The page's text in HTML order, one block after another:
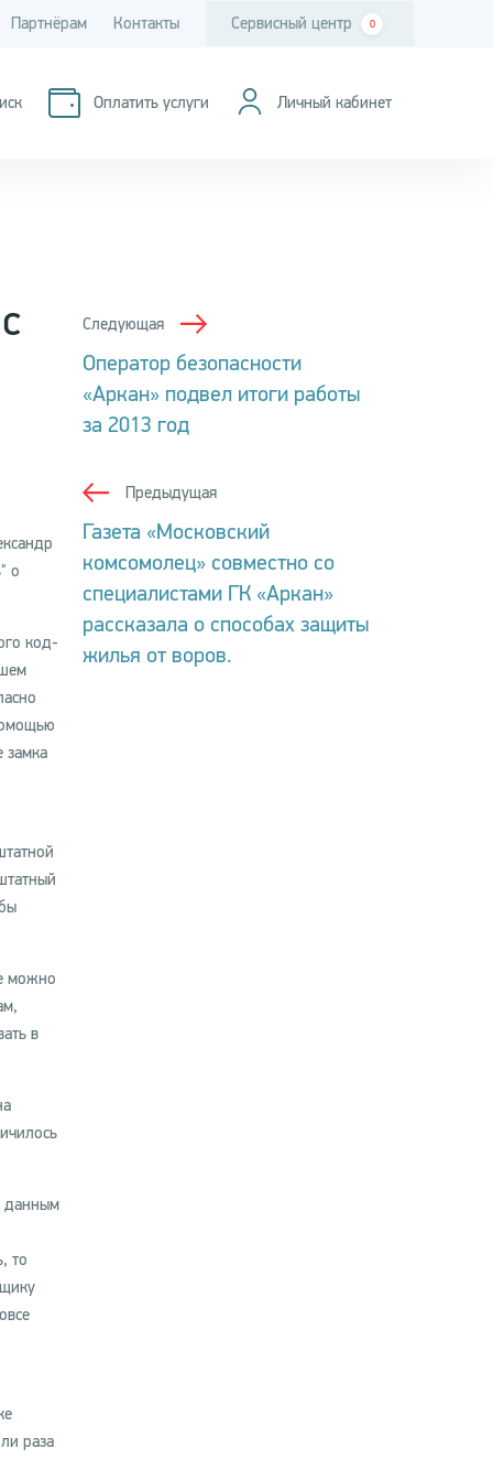
Партнёрам Контакты Сервисный центр 0
Оплатить услуги Личный кабинет
о
код-
замка
можно
в
данным
то
раза
Следующая
Оператор безопасности
«Аркан» подвел итоги работы
за 2013 год
Предыдущая
Газета «Московский
комсомолец» совместно со
специалистами ГК «Аркан»
рассказала о способах защиты
жилья от воров.